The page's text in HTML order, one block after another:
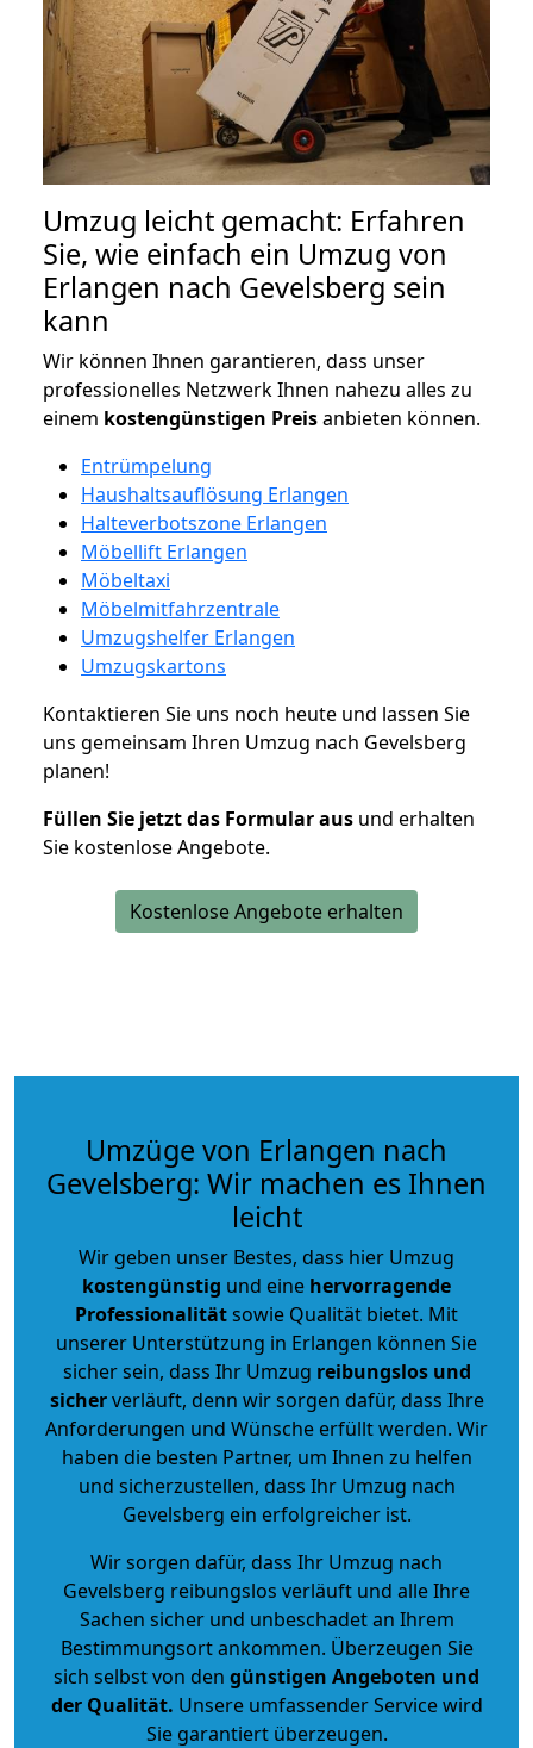
Umzug leicht gemacht: Erfahren
Sie, wie einfach ein Umzug von
Erlangen nach Gevelsberg sein
kann
Wir können Ihnen garantieren, dass unser
professionelles Netzwerk Ihnen nahezu alles zu
einem kostengünstigen Preisanbieten können.
Entrümpelung
Haushaltsauflösung Erlangen
Halteverbotszone Erlangen
Möbellift Erlangen
Möbeltaxi
Möbelmitfahrzentrale
Umzugshelfer Erlangen
Umzugskartons
Kontaktieren Sie uns noch heute und lassen Sie
uns gemeinsam Ihren Umzug nach Gevelsberg
planen!
Füllen Sie jetzt das Formular aus und erhalten
Sie kostenlose Angebote.
Kostenlose Angebote erhalten
Umzüge von Erlangen nach
Gevelsberg: Wir machen es Ihnen
leicht
Wir geben unser Bestes, dass hier Umzug
kostengünstig und eine hervorragende
Professionalitätsowie Qualität bietet. Mit
unserer Unterstützung in Erlangen können Sie
sicher sein, dass Ihr Umzug reibungslos und
sicherverläuft, denn wir sorgen dafür, dass Ihre
Anforderungen und Wünsche erfüllt werden. Wir
haben die besten Partner, um Ihnen zu helfen
und sicherzustellen, dass Ihr Umzug nach
Gevelsberg ein erfolgreicher ist.
Wir sorgen dafür, dass Ihr Umzug nach
Gevelsberg reibungslos verläuft und alle Ihre
Sachen sicher und unbeschadet an Ihrem
Bestimmungsort ankommen. Überzeugen Sie
sich selbst von den günstigen Angeboten und
der Qualität. Unsere umfassender Service wird
Sie garantiert überzeugen.